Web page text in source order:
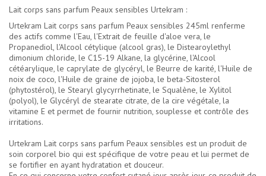
Lait corps sans parfum Peaux sensibles Urtekram :
Urtekram Lait corps sans parfum Peaux sensibles 245ml renferme
des actifs comme l'Eau, l'Extrait de feuille d'aloe vera, le
Propanediol, l'Alcool cétylique (alcool gras), le Distearoylethyl
dimonium chloride, le C15-19 Alkane, la glycérine, l'Alcool
cétéarylique, le caprylate de glycéryl, le Beurre de karité, l'Huile de
noix de coco, l'Huile de graine de jojoba, le beta-Sitosterol
(phytostérol), le Stearyl glycyrrhetinate, le Squalène, le Xylitol
(polyol), le Glycéryl de stearate citrate, de la cire végétale, la
vitamine E et permet de fournir nutrition, souplesse et contrôle des
irritations.
Urtekram Lait corps sans parfum Peaux sensibles est un produit de
soin corporel bio qui est spécifique de votre peau et lui permet de
se fortifier en ayant hydratation et douceur.